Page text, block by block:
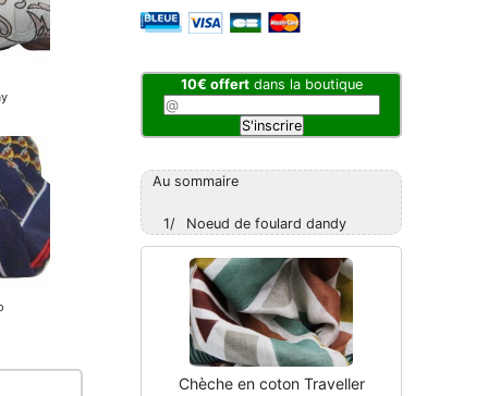
10€ offertdans la boutique
Au sommaire
1/ Noeud de foulard dandy
Chèche en coton Traveller